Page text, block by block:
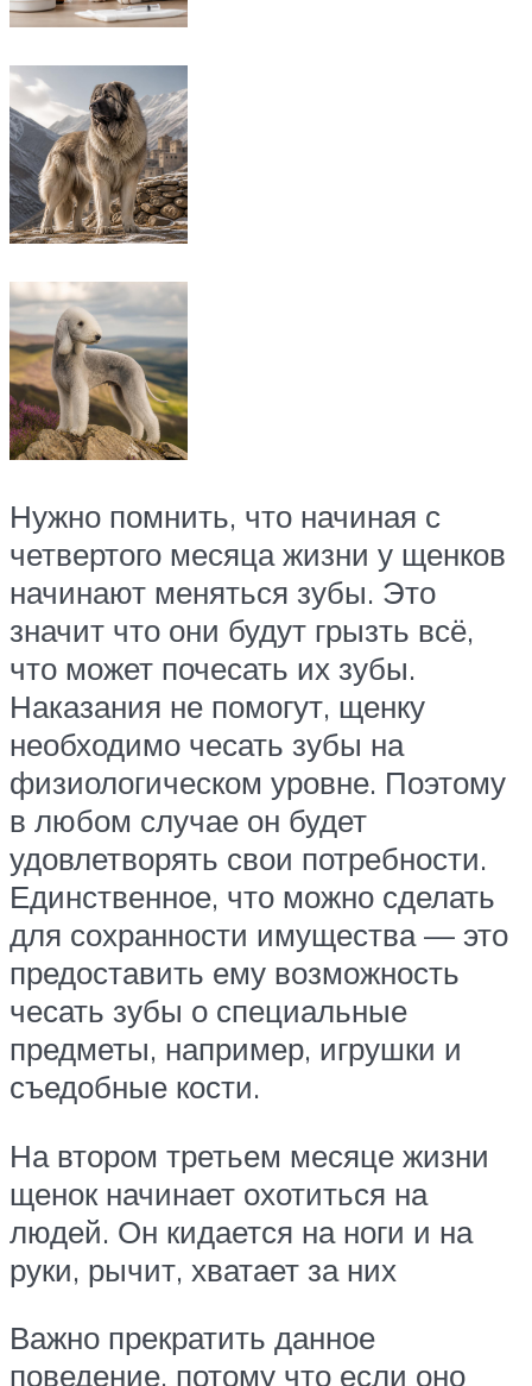
Нужно помнить, что начиная с
четвертого месяца жизни у щенков
начинают меняться зубы. Это
значит что они будут грызть всё,
что может почесать их зубы.
Наказания не помогут, щенку
необходимо чесать зубы на
физиологическом уровне. Поэтому
в любом случае он будет
удовлетворять свои потребности.
Единственное, что можно сделать
для сохранности имущества — это
предоставить ему возможность
чесать зубы о специальные
предметы, например, игрушки и
съедобные кости.
На втором третьем месяце жизни
щенок начинает охотиться на
людей. Он кидается на ноги и на
руки, рычит, хватает за них
Важно прекратить данное
поведение, потому что если оно